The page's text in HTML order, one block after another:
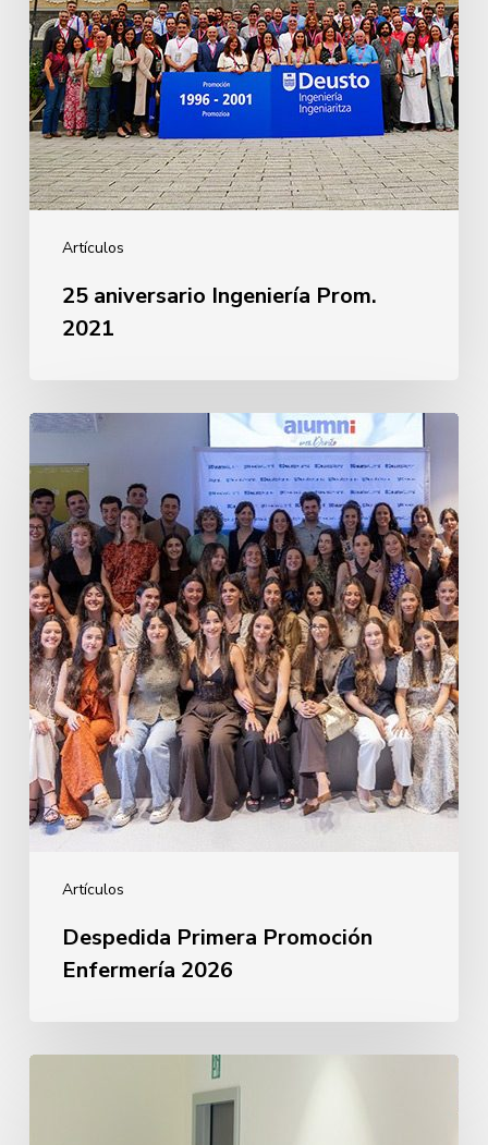
Artículos
25 aniversario Ingeniería Prom.
2021
Artículos
Despedida
Promoción
Enfermería
2026
Despedida Primera Promoción
Enfermería 2026